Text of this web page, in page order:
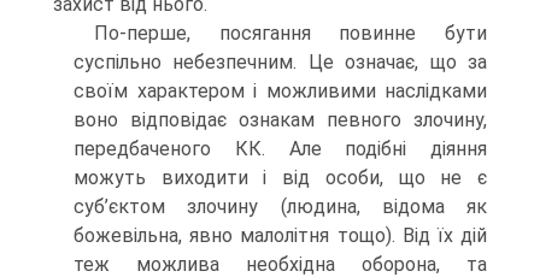
По-перше, посягання повинне бути
суспільно небезпечним. Це означає, що за
своїм характером і можливими наслідками
воно відповідає ознакам певного злочину,
передбаченого КК. Але подібні діяння
можуть виходити і від особи, що не є
суб’єктом злочину (людина, відома як
божевільна, явно малолітня тощо). Від їх дій
теж можлива необхідна оборона, та